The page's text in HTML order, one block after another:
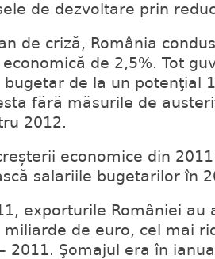
de dezvoltare prin
criză, România
de 2,5%. Tot
de la un potenţial
fără măsurile de
2012.
economice din 2011
salariile bugetarilor în
României au
miliarde de euro, cel mai
2011. Şomajul era în